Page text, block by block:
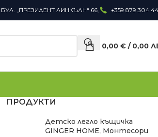
„ПРЕЗИДЕНТ ЛИНКЪЛН“ 66, +359 879 304
0,00 € / 0,00
ПРОДУКТИ
Детско легло къщичка
GINGER HOME, Монтесори